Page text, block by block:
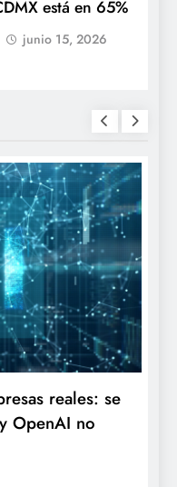
está en 65%
junio 15, 2026
reales: se
OpenAI no